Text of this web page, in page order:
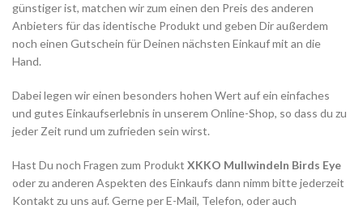
günstiger ist, matchen wir zum einen den Preis des anderen
Anbieters für das identische Produkt und geben Dir außerdem
noch einen Gutschein für Deinen nächsten Einkauf mit an die
Hand.
Dabei legen wir einen besonders hohen Wert auf ein einfaches
und gutes Einkaufserlebnis in unserem Online-Shop, so dass du zu
jeder Zeit rund um zufrieden sein wirst.
Hast Du noch Fragen zum Produkt XKKO Mullwindeln Birds Eye
oder zu anderen Aspekten des Einkaufs dann nimm bitte jederzeit
Kontakt zu uns auf. Gerne per E-Mail, Telefon, oder auch